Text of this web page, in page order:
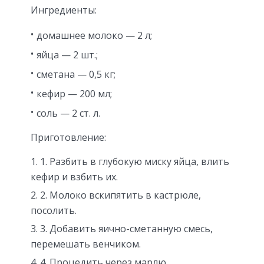
Ингредиенты:
домашнее молоко — 2 л;
яйца — 2 шт.;
сметана — 0,5 кг;
кефир — 200 мл;
соль — 2 ст. л.
Приготовление:
1. Разбить в глубокую миску яйца, влить
кефир и взбить их.
2. Молоко вскипятить в кастрюле,
посолить.
3. Добавить яично-сметанную смесь,
перемешать венчиком.